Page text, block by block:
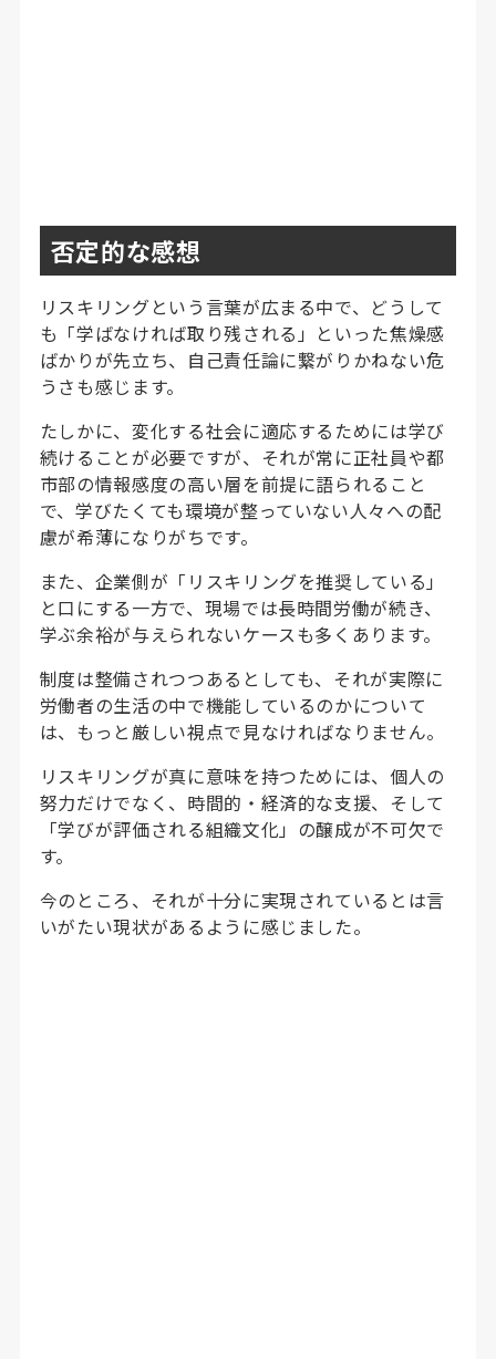
否定的な感想
リスキリングという言葉が広まる中で、どうして
も「学ばなければ取り残される」といった焦燥感
ばかりが先立ち、自己責任論に繋がりかねない危
うさも感じます。
たしかに、変化する社会に適応するためには学び
続けることが必要ですが、それが常に正社員や都
市部の情報感度の高い層を前提に語られること
で、学びたくても環境が整っていない人々への配
慮が希薄になりがちです。
また、企業側が「リスキリングを推奨している」
と口にする一方で、現場では長時間労働が続き、
学ぶ余裕が与えられないケースも多くあります。
制度は整備されつつあるとしても、それが実際に
労働者の生活の中で機能しているのかについて
は、もっと厳しい視点で見なければなりません。
リスキリングが真に意味を持つためには、個人の
努力だけでなく、時間的・経済的な支援、そして
「学びが評価される組織文化」の醸成が不可欠で
す。
今のところ、それが十分に実現されているとは言
いがたい現状があるように感じました。